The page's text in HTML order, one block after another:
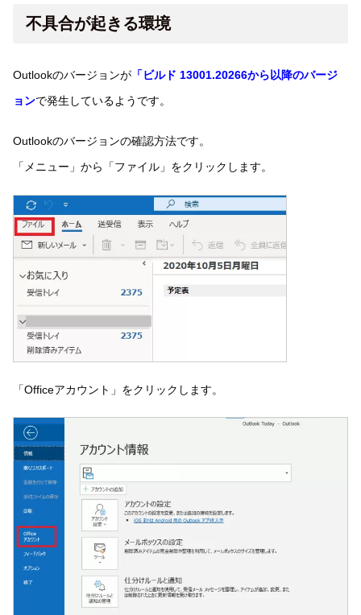
不具合が起きる環境
Outlookのバージョンが 「ビルド 13001.20266から以降のバージ
ョンで発生しているようです。
Outlookのバージョンの確認方法です。
「メニュー」から「ファイル」をクリックします。
「Officeアカウント」をクリックします。